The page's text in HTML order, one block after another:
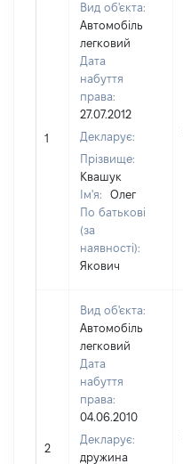
1
Вид об'єкта:
Автомобіль
легковий
Дата
набуття
права:
27.07.2012
Декларує:
Прізвище:
Квашук
Ім'я:
Олег
По батькові
(за
наявності):
Якович
2
Вид об'єкта:
Автомобіль
легковий
Дата
набуття
права:
04.06.2010
Декларує:
дружина